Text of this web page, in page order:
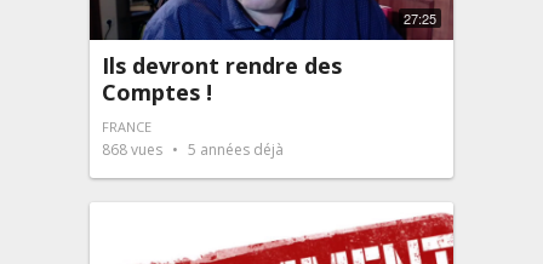
27:25
Ils devront rendre des
Comptes !
FRANCE
868vues 5 années déjà